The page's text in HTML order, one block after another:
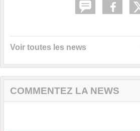
Voir toutes les news
COMMENTEZ LA NEWS